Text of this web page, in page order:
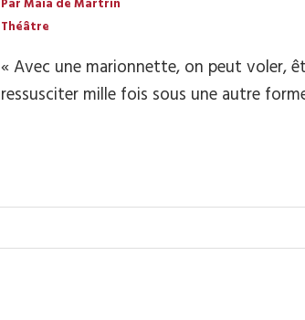
Par Maïa de Martrin
Théâtre
« Avec une marionnette, on peut voler,
ressusciter mille fois sous une autre